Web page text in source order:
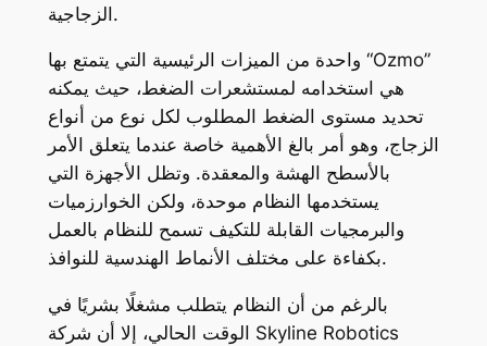
الزجاجية.
واحدة من الميزات الرئيسية التي يتمتع بها “Ozmo”
هي استخدامه لمستشعرات الضغط، حيث يمكنه
تحديد مستوى الضغط المطلوب لكل نوع من أنواع
الزجاج، وهو أمر بالغ الأهمية خاصة عندما يتعلق الأمر
بالأسطح الهشة والمعقدة. وتظل الأجهزة التي
يستخدمها النظام موحدة، ولكن الخوارزميات
والبرمجيات القابلة للتكيف تسمح للنظام بالعمل
بكفاءة على مختلف الأنماط الهندسية للنوافذ.
بالرغم من أن النظام يتطلب مشغلًا بشريًا في
الوقت الحالي، إلا أن شركة Skyline Robotics